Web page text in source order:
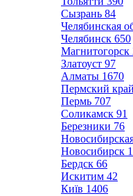
Сызрань 84
Челябинская
Челябинск 650
Магнитогорск
Златоуст 97
Алматы 1670
Пермский край
Пермь 707
Соликамск 91
Березники 76
Новосибирск
Бердск 66
Искитим 42
Київ 1406